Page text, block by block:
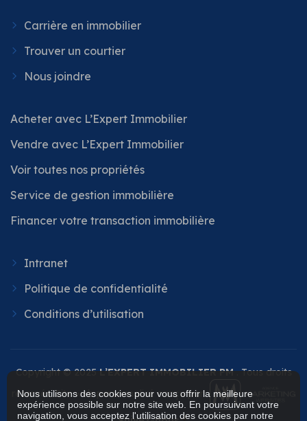
Carrière en immobilier
Trouver un courtier
Nous joindre
Acheter avec L’Expert Immobilier
Vendre avec L’Expert Immobilier
Voir toutes nos propriétés
Service de gestion immobilière
Financer votre transaction immobilière
Intranet
Politique de confidentialité
Conditions d’utilisation
Copyright © 2025L’EXPERT IMMOBILIER PM. Tous droits
réservés. Site web personnalisé conçu par
Nous utilisons des cookies pour vous offrir la meilleure
expérience possible sur notre site web. En poursuivant votre
navigation, vous acceptez l'utilisation des cookies par notre